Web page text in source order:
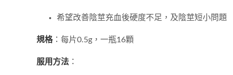
希望改善陰莖充血後硬度不足，及陰莖短小問題
規格：每片0.5g，一瓶16顆
服用方法 ：